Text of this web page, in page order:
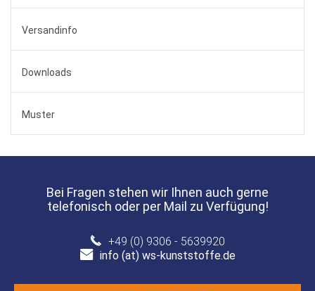
Versandinfo
Downloads
Muster
Bei Fragen stehen wir Ihnen auch gerne
telefonisch oder per Mail zu Verfügung!
+49 (0) 9306 - 5639920
info (at) ws-kunststoffe.de